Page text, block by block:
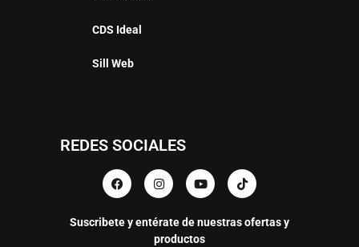
CDS Ideal
Sill Web
REDES SOCIALES
Suscribete y entérate de nuestras ofertas y
productos